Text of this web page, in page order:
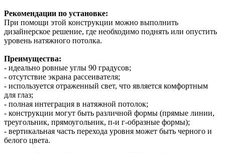
Рекомендации по установке:
При помощи этой конструкции можно выполнить
дизайнерское решение, где необходимо поднять или опустить
уровень натяжного потолка.
Преимущества:
- идеально ровные углы 90 градусов;
- отсутствие экрана рассеивателя;
- используется отраженный свет, что является комфортным
для глаз;
- полная интеграция в натяжной потолок;
- конструкции могут быть различной формы (прямые линии,
треугольник, прямоугольник, п-и г-образные формы);
- вертикальная часть перехода уровня может быть черного и
белого цвета.